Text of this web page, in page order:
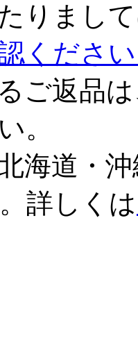
りまし
くださ
ご返品
。
海道・
詳しくは